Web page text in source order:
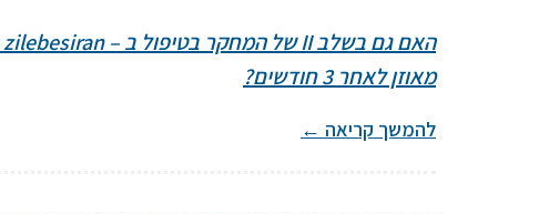
מאוזן לאחר 3 חודשים?
להמשך קריאה ←